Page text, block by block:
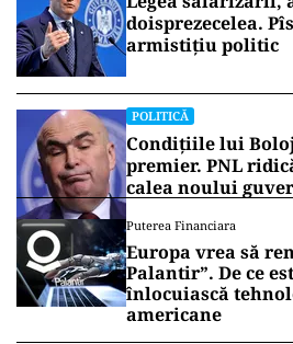
doisprezecelea.
armistițiu politic
POLITICĂ
Condițiile lui
premier. PNL
calea noului
Puterea Financiara
Europa vrea să
Palantir”. De ce
înlocuiască
americane